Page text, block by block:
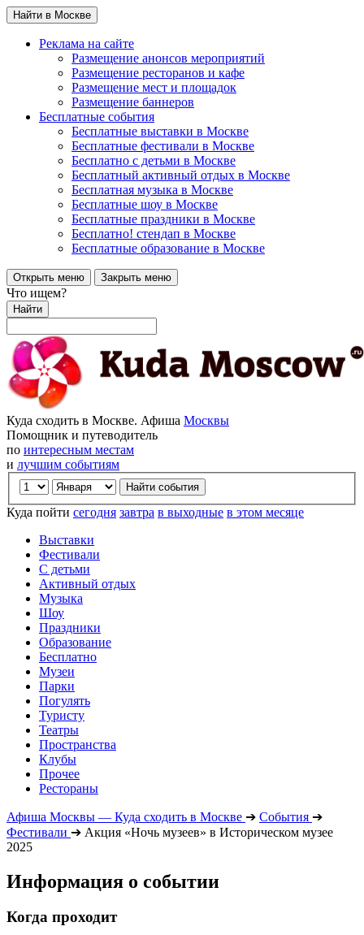
Найти в Москве
Реклама на сайте
Размещение анонсов мероприятий
Размещение ресторанов и кафе
Размещение мест и площадок
Размещение баннеров
Бесплатные события
Бесплатные выставки в Москве
Бесплатные фестивали в Москве
Бесплатно с детьми в Москве
Бесплатный активный отдых в Москве
Бесплатная музыка в Москве
Бесплатные шоу в Москве
Бесплатные праздники в Москве
Бесплатно! стендап в Москве
Бесплатные образование в Москве
Открыть меню Закрыть меню
Что ищем?
Найти
Куда сходить в Москве. Афиша Москвы
Помощник и путеводитель
по интересным местам
и лучшим событиям
Куда пойти сегодня завтра в выходные в этом месяце
Выставки
Фестивали
С детьми
Активный отдых
Музыка
Шоу
Праздники
Образование
Бесплатно
Музеи
Парки
Погулять
Туристу
Театры
Пространства
Клубы
Прочее
Рестораны
Афиша Москвы — Куда сходить в Москве ➔ События ➔
Фестивали ➔ Акция «Ночь музеев» в Историческом музее
2025
Информация о событии
Когда проходит